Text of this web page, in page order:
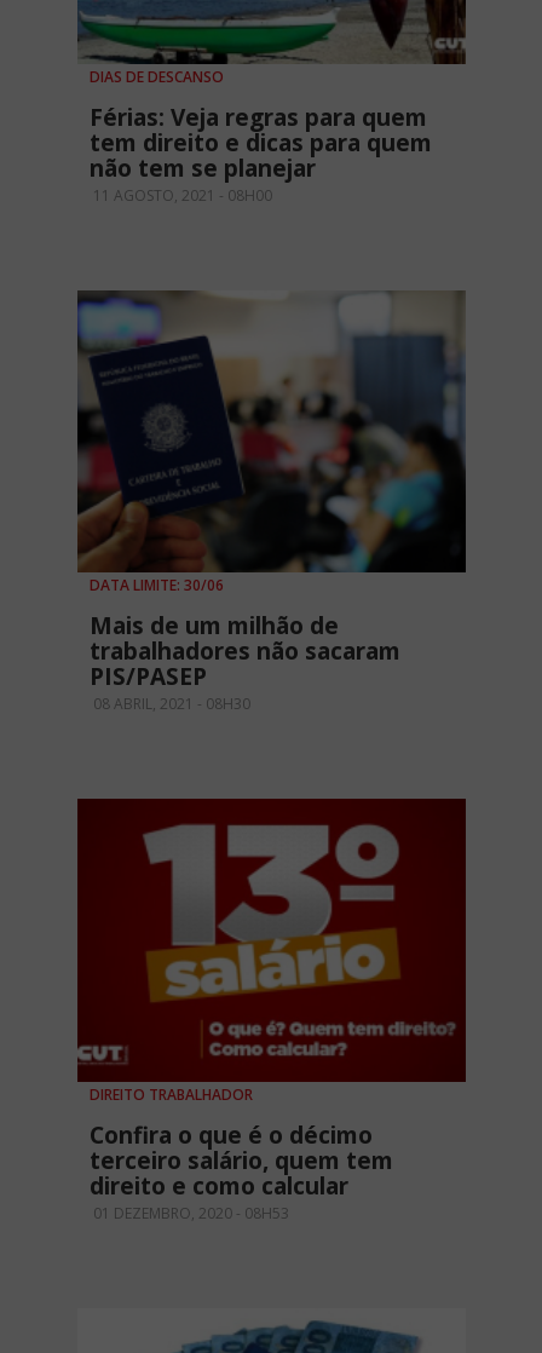
DIAS DE DESCANSO
Férias: Veja regras para quem
tem direito e dicas para quem
não tem se planejar
11 AGOSTO, 2021 - 08H00
DATA LIMITE: 30/06
Mais de um milhão de
trabalhadores não sacaram
PIS/PASEP
08 ABRIL, 2021 - 08H30
DIREITO TRABALHADOR
Confira o que é o décimo
terceiro salário, quem tem
direito e como calcular
01 DEZEMBRO, 2020 - 08H53